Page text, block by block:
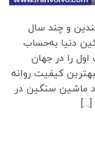
و چند سال
دنیا به‌حساب
را در جهان
کیفیت روانه
ماشین سنگین در
[…]